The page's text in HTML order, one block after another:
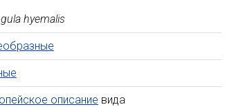
hyemalis
описание вида